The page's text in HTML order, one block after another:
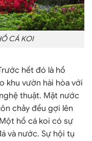
CÁ KOI
hết đó là hồ
khu vườn hài hòa với
thuật. Mặt nước
chảy đều gợi lên
hồ cá koi có sự
và nước. Sự hội tụ